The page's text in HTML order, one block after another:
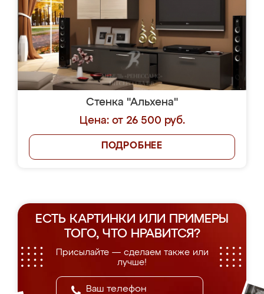
Стенка "Альхена"
Цена: от 26 500 руб.
ПОДРОБНЕЕ
ЕСТЬ КАРТИНКИ ИЛИ ПРИМЕРЫ
ТОГО, ЧТО НРАВИТСЯ?
Присылайте — сделаем также или
лучше!